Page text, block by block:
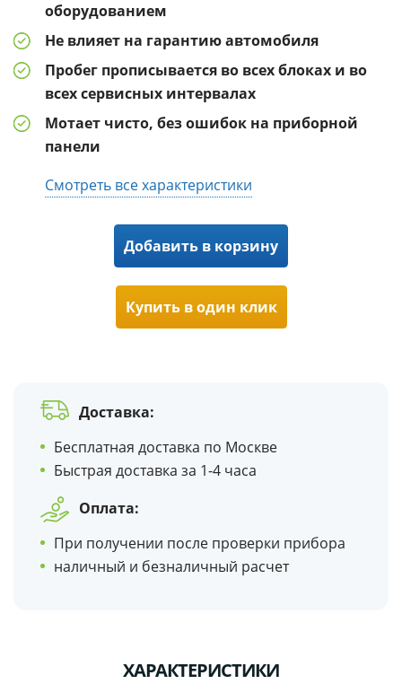
оборудованием
Не влияет на гарантию автомобиля
Пробег прописывается во всех блоках и во
всех сервисных интервалах
Мотает чисто, без ошибок на приборной
панели
Смотреть все характеристики
Добавить в корзину
Купить в один клик
Доставка:
Бесплатная доставка по Москве
Быстрая доставка за 1-4 часа
Оплата:
При получении после проверки прибора
наличный и безналичный расчет
ХАРАКТЕРИСТИКИ